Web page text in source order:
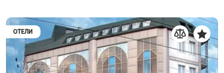
ОТЕЛИ